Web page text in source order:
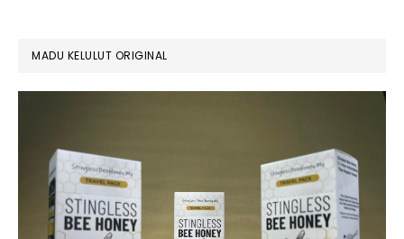
MADU KELULUT ORIGINAL